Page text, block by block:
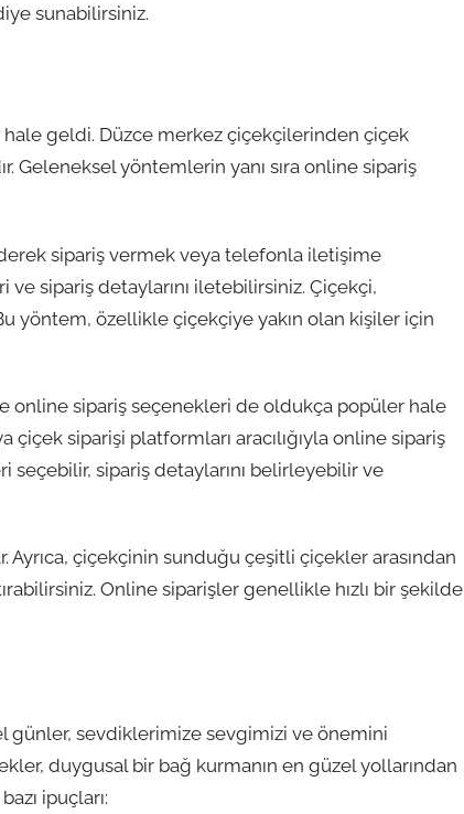
sunabilirsiniz.
geldi. Düzce merkez çiçekçilerinden çiçek
Geleneksel yöntemlerin yanı sıra online sipariş
sipariş vermek veya telefonla iletişime
sipariş detaylarını iletebilirsiniz. Çiçekçi,
yöntem, özellikle çiçekçiye yakın olan kişiler için
online sipariş seçenekleri de oldukça popüler hale
siparişi platformları aracılığıyla online sipariş
sipariş detaylarını belirleyebilir ve
çiçekçinin sunduğu çeşitli çiçekler arasından
Online siparişler genellikle hızlı bir şekilde
sevdiklerimize sevgimizi ve önemini
duygusal bir bağ kurmanın en güzel yollarından
ipuçları: